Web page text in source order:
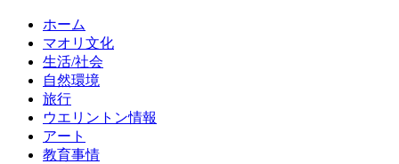
ホーム
マオリ文化
生活/社会
自然環境
旅行
ウエリントン情報
アート
教育事情